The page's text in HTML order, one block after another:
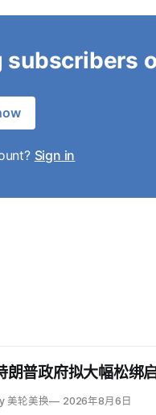
subscribers
Sign in
朗普政府拟大幅松绑
美轮美换 2026年8月6日